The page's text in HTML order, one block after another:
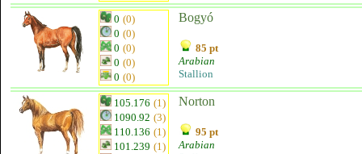
0 (0)
0 (0)
0 (0)
0 (0)
0 (0)
Bogyó
85 pt
Arabian
Stallion
105.176 (1)
1090.92 (3)
110.136 (1)
101.239 (1)
Norton
95 pt
Arabian